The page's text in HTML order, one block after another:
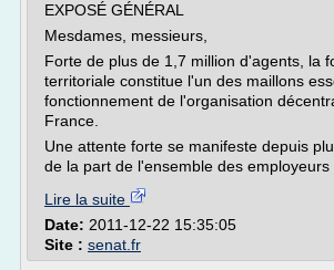
EXPOSÉ GÉNÉRAL
Mesdames, messieurs,
Forte de plus de 1,7 million d'agents, la
territoriale constitue l'un des maillons
fonctionnement de l'organisation
France.
Une attente forte se manifeste depuis
de la part de l'ensemble des employeurs
Lire la suite
Date: 2011-12-22 15:35:05
Site : senat.fr